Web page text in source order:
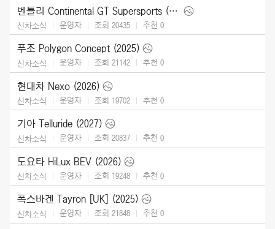
벤틀리 Continental GT Supersports (2027)
신차소식 운영자 조회 20435 추천 0
푸조 Polygon Concept (2025)
신차소식 운영자 조회 21142 추천 0
현대차 Nexo (2026)
신차소식 운영자 조회 19702 추천 0
기아 Telluride (2027)
신차소식 운영자 조회 20837 추천 0
도요타 HiLux BEV (2026)
신차소식 운영자 조회 19248 추천 0
폭스바겐 Tayron [UK] (2025)
신차소식 운영자 조회 21848 추천 0